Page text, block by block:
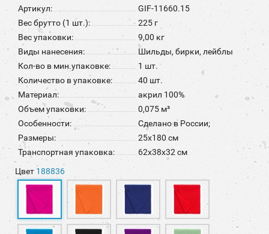
Артикул:
GIF-11660.15
Вес брутто (1 шт.):
225 г
Вес упаковки:
9,00 кг
Виды нанесения:
Шильды, бирки, лейблы
Кол-во в мин.упаковке:
1 шт.
Количество в упаковке:
40 шт.
Материал:
акрил 100%
Объем упаковки:
0,075 м³
Особенности:
Сделано в России;
Размеры:
25х180 см
Транспортная упаковка:
62x38x32 см
Цвет 188836